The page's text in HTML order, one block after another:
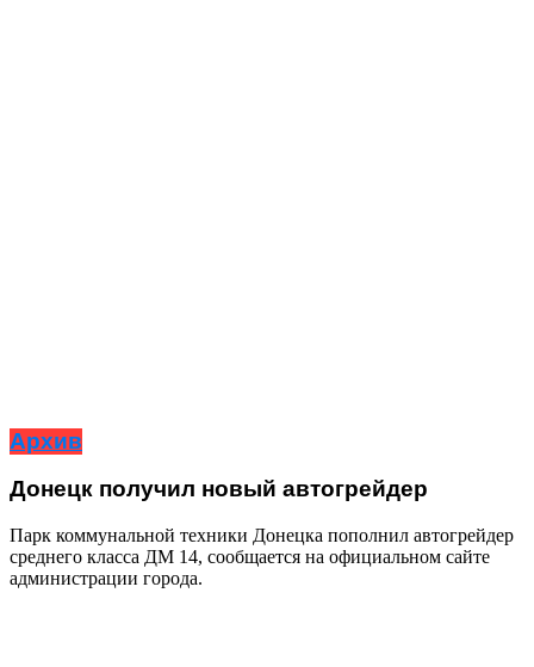
Архив
Донецк получил новый автогрейдер
Парк коммунальной техники Донецка пополнил автогрейдер
среднего класса ДМ 14, сообщается на официальном сайте
администрации города.